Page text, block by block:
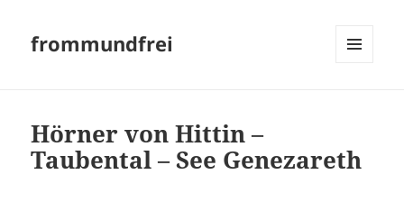
frommundfrei
Hörner von Hittin –
Taubental – See Genezareth